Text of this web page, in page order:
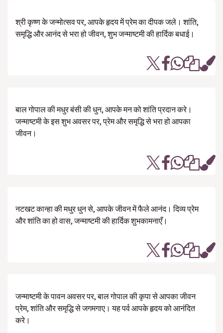
श्री कृष्ण के जन्मोत्सव पर, आपके हृदय में प्रेम का दीपक जले। शांति,
समृद्धि और आनंद से भरा हो जीवन, शुभ जन्माष्टमी की हार्दिक बधाई।
बाल गोपाल की मधुर बंसी की धुन, आपके मन को शांति प्रदान करे।
जन्माष्टमी के इस शुभ अवसर पर, प्रेम और समृद्धि से भरा हो आपका
जीवन।
नटखट कान्हा की मधुर धुन से, आपके जीवन में फैले आनंद। दिव्य प्रेम
और शांति का हो वास, जन्माष्टमी की हार्दिक शुभकामनाएँ।
जन्माष्टमी के पावन अवसर पर, बाल गोपाल की कृपा से आपका जीवन
प्रेम, शांति और समृद्धि से जगमगाए। यह पर्व आपके हृदय को आनंदित
करे।